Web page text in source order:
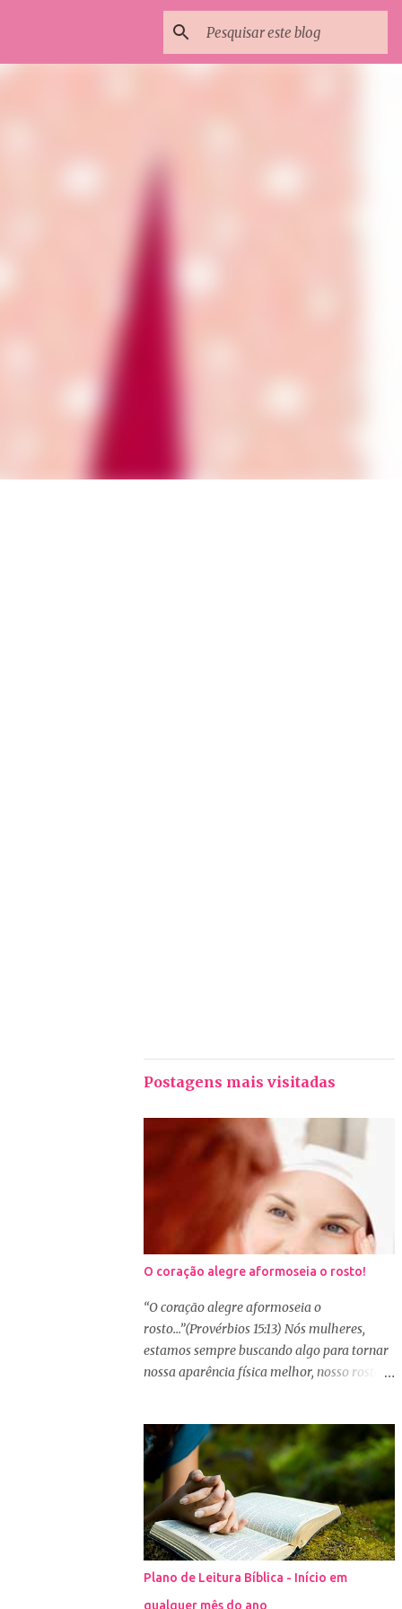
Postagens mais visitadas
O coração alegre aformoseia o rosto!
“O coração alegre aformoseia o
rosto...”(Provérbios 15:13) Nós mulheres,
estamos sempre buscando algo para tornar
nossa aparência física melhor, nosso rosto
cosméticos e produtos de beleza. No Youtube
por exemplo, os canais com mais seguidores
são das blogueiras que dão dicas de beleza,
ensinam a se maquiar e testam produtos.
Não é errado gostar de se cuidar e buscar
conhecimento de como ficar mais bonita e
atraente. Eu também gosto de maquiagem e
dicas de beleza, no entanto, precisamos
Plano de Leitura Bíblica - Início em
qualquer mês do ano